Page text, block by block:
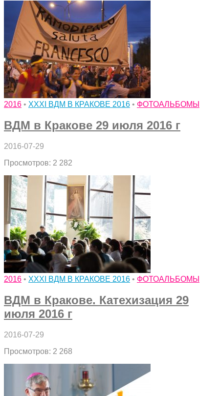
2016 • XXXI ВДМ В КРАКОВЕ 2016 • ФОТОАЛЬБОМЫ
ВДМ в Кракове 29 июля 2016 г
2016-07-29
Просмотров: 2 282
2016 • XXXI ВДМ В КРАКОВЕ 2016 • ФОТОАЛЬБОМЫ
ВДМ в Кракове. Катехизация 29
июля 2016 г
2016-07-29
Просмотров: 2 268